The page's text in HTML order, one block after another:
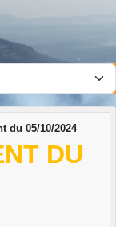
du 05/10/2024
DU